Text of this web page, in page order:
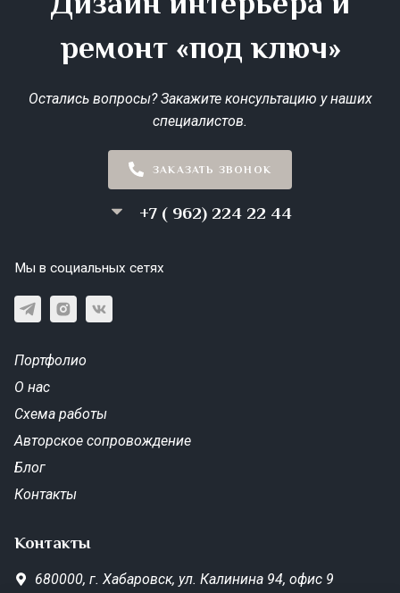
ремонт «под ключ»
Остались вопросы? Закажите консультацию у наших
специалистов.
ЗАКАЗАТЬ ЗВОНОК
+7 ( 962) 224 22 44
Мы в социальных сетях
Портфолио
О нас
Схема работы
Авторское сопровождение
Блог
Контакты
Контакты
680000, г. Хабаровск, ул. Калинина 94, офис 9